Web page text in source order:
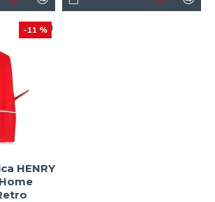
-11 %
HENRY